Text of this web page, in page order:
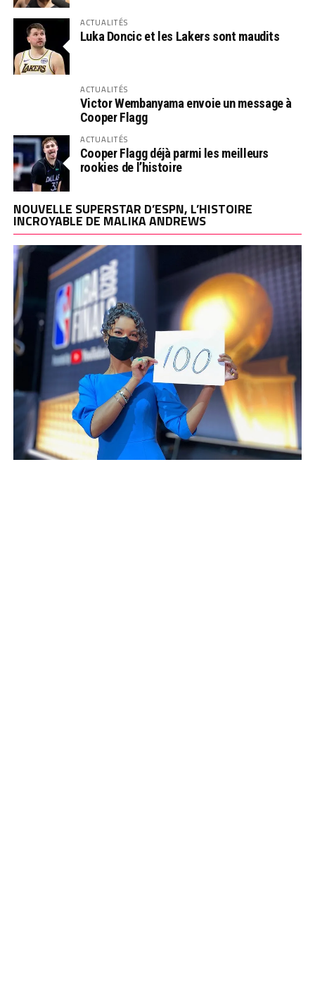
ACTUALITÉS
Luka Doncic et les Lakers sont maudits
ACTUALITÉS
Victor Wembanyama envoie un message à
Cooper Flagg
ACTUALITÉS
Cooper Flagg déjà parmi les meilleurs
rookies de l’histoire
NOUVELLE SUPERSTAR D’ESPN, L’HISTOIRE
INCROYABLE DE MALIKA ANDREWS